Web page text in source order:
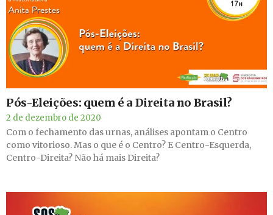
Pós-Eleições: quem é a Direita no Brasil?
2 de dezembro de 2020
Com o fechamento das urnas, análises apontam o Centro
como vitorioso. Mas o que é o Centro? E Centro-Esquerda,
Centro-Direita? Não há mais Direita?